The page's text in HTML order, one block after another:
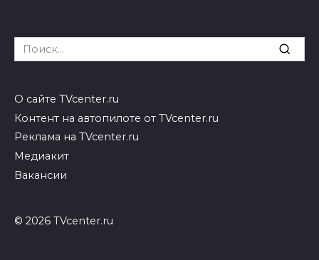
Search
for:
О сайте TVcenter.ru
Контент на автопилоте от TVcenter.ru
Реклама на TVcenter.ru
Медиакит
Вакансии
© 2026 TVcenter.ru